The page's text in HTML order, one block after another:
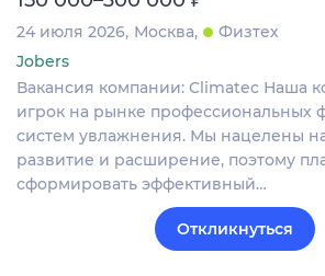
24 июля 2026 Москва
Физтех
Jobers
Вакансия компании: Climatec Наша
игрок на рынке профессиональных
систем увлажнения. Мы нацелены
развитие и расширение, поэтому
сформировать эффективный…
Откликнуться